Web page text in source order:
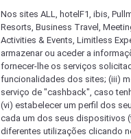
Nos sites ALL, hotelF1, ibis,
Resorts, Business Travel,
Activities & Events, Limitless
armazenar ou aceder a
fornecer-lhe os serviços
funcionalidades dos sites; (iii)
serviço de "cashback", caso
(vi) estabelecer um perfil dos
cada um dos seus dispositivos
diferentes utilizações clicando